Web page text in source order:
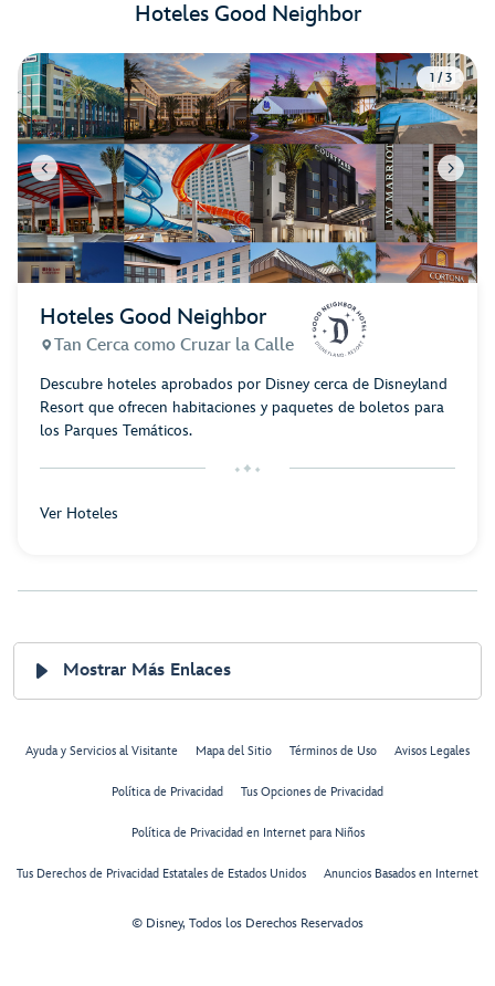
Hoteles Good Neighbor
1 / 3
Hoteles Good Neighbor
Tan Cerca como Cruzar la Calle
Descubre hoteles aprobados por Disney cerca de Disneyland
Resort que ofrecen habitaciones y paquetes de boletos para
los Parques Temáticos.
Ver Hoteles
Mostrar Más Enlaces
Ayuda y Servicios al Visitante Mapa del Sitio Términos de Uso Avisos Legales
Política de Privacidad Tus Opciones de Privacidad
Política de Privacidad en Internet para Niños
Tus Derechos de Privacidad Estatales de Estados Unidos Anuncios Basados en Internet
© Disney, Todos los Derechos Reservados